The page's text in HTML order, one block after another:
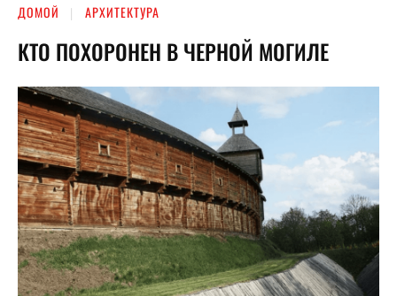
ДОМОЙ АРХИТЕКТУРА
КТО ПОХОРОНЕН В ЧЕРНОЙ МОГИЛЕ